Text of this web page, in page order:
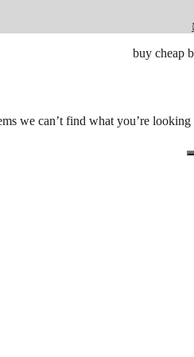
buy cheap
we can’t find what you’re looking
Search